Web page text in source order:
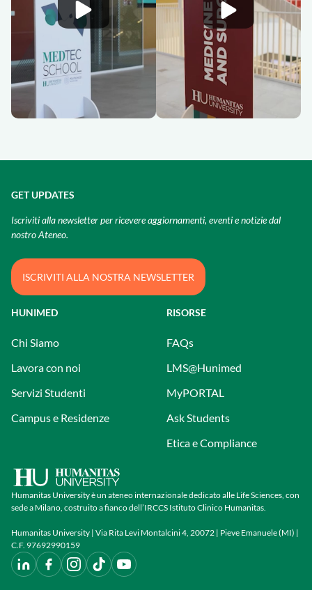
Humanitas University è un ateneo internazionale dedicato alle Life Sciences, con
sede a Milano, costruito a fianco dell’IRCCS Istituto Clinico Humanitas.
Humanitas University | Via Rita Levi Montalcini 4, 20072 | Pieve Emanuele (MI) |
C.F. 97692990159
HUNIMED
Chi Siamo
Lavora con noi
Servizi Studenti
Campus e Residenze
RISORSE
FAQs
LMS@Hunimed
MyPORTAL
Ask Students
Etica e Compliance
GET UPDATES
Iscriviti alla newsletter per ricevere aggiornamenti, eventi e notizie dal
nostro Ateneo.
ISCRIVITI ALLA NOSTRA NEWSLETTER